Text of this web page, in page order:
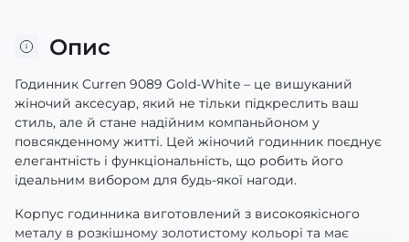
Опис
Годинник Curren 9089 Gold-White – це вишуканий
жіночий аксесуар, який не тільки підкреслить ваш
стиль, але й стане надійним компаньйоном у
повсякденному житті. Цей жіночий годинник поєднує
елегантність і функціональність, що робить його
ідеальним вибором для будь-якої нагоди.
Корпус годинника виготовлений з високоякісного
металу в розкішному золотистому кольорі та має